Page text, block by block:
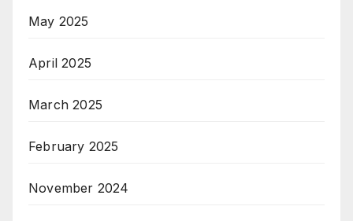
May 2025
April 2025
March 2025
February 2025
November 2024